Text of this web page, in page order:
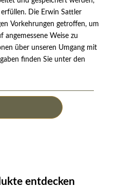
Die Erwin Sattler
Vorkehrungen getroffen, um
angemessene Weise zu
über unseren Umgang mit
finden Sie unter den
entdecken